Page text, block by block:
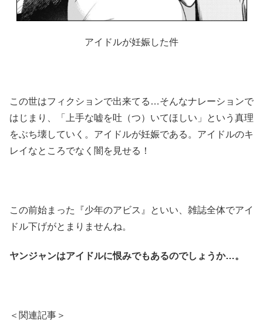
アイドルが妊娠した件
この世はフィクションで出来てる…そんなナレーションで
はじまり、「上手な嘘を吐（つ）いてほしい」という真理
をぶち壊していく。アイドルが妊娠である。アイドルのキ
レイなところでなく闇を見せる！
この前始まった『少年のアビス』といい、雑誌全体でアイ
ドル下げがとまりませんね。
ヤンジャンはアイドルに恨みでもあるのでしょうか…。
＜関連記事＞